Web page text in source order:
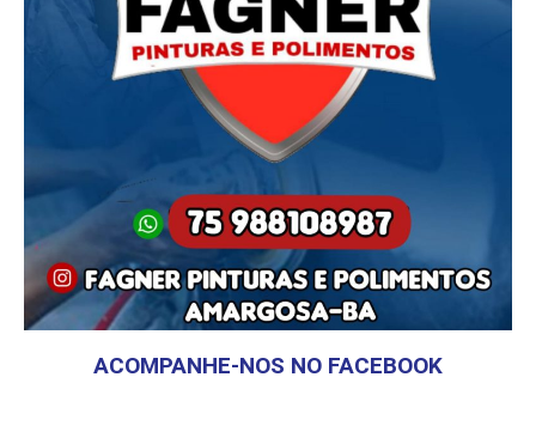
ACOMPANHE-NOS NO FACEBOOK